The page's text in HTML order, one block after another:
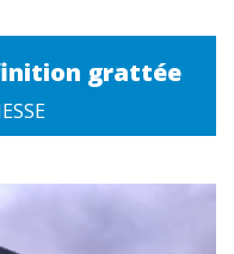
grattée